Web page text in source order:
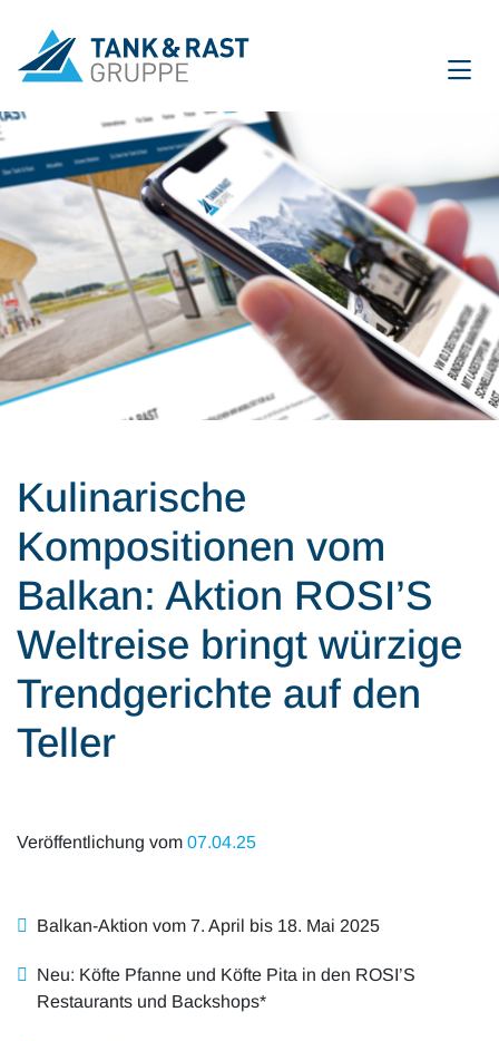
International
Unternehmen
Für Gäste
Partner
Alle Artikel
Mobilität & Verkehr
Innovation & Arbeit
Essen & Konsum
Karriere
Kulinarische
Kompositionen vom
Balkan: Aktion ROSI’S
Weltreise bringt würzige
Trendgerichte auf den
Teller
Veröffentlichung vom 07.04.25
Balkan-Aktion vom 7. April bis 18. Mai 2025
Neu: Köfte Pfanne und Köfte Pita in den ROSI’S
Restaurants und Backshops*